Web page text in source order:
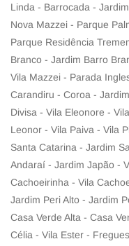
Linda - Barrocada -
Nova Mazzei - Parque
Parque Residência
Branco - Jardim Barro
Vila Mazzei - Parada
Carandiru - Coroa -
Divisa - Vila Eleonore -
Leonor - Vila Paiva - Vila
Santa Catarina - Jardim
Andaraí - Jardim Japão -
Cachoeirinha - Vila
Jardim Peri Alto - Jardim
Casa Verde Alta - Casa
Célia - Vila Ester -